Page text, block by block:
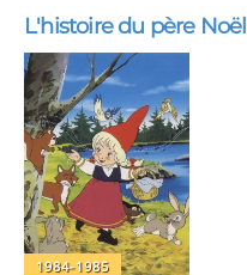
L'histoire du père Noël
1984-1985